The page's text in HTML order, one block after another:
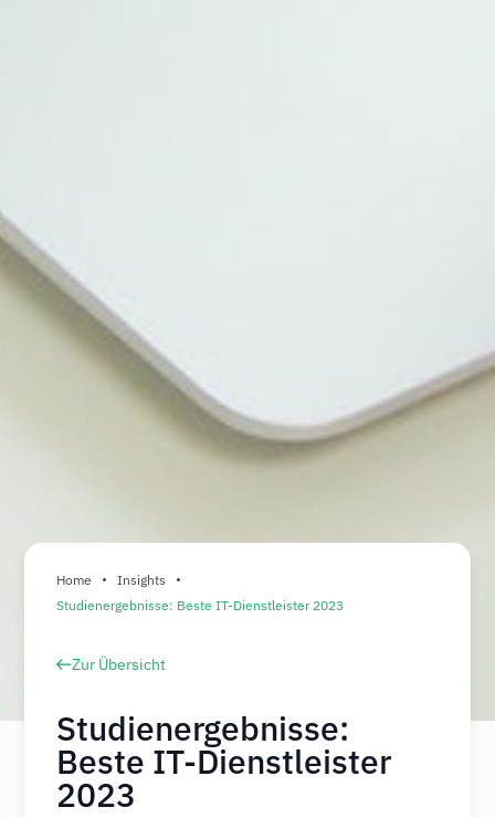
Home
Insights
Studienergebnisse: Beste IT-Dienstleister 2023
Zur Übersicht
Studienergebnisse:
Beste IT-Dienstleister
2023